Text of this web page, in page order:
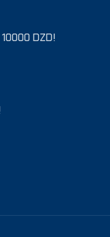
DZD!